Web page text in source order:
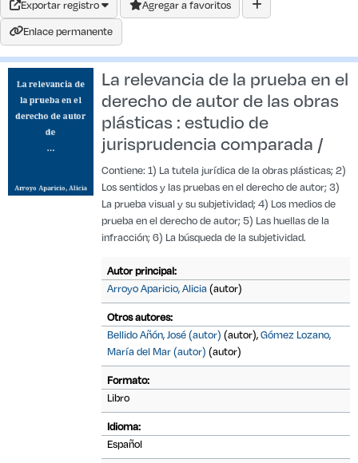
Exportar registro
Agregar a favoritos
Enlace permanente
La relevancia de la prueba en el
derecho de autor de las obras
plásticas : estudio de
jurisprudencia comparada /
Contiene: 1) La tutela jurídica de la obras plásticas; 2)
Los sentidos y las pruebas en el derecho de autor; 3)
La prueba visual y su subjetividad; 4) Los medios de
prueba en el derecho de autor; 5) Las huellas de la
infracción; 6) La búsqueda de la subjetividad.
Autor principal:
Arroyo Aparicio, Alicia (autor)
Otros autores:
Bellido Añón, José (autor) (autor),Gómez Lozano,
María del Mar (autor) (autor)
Formato:
Libro
Idioma:
Español